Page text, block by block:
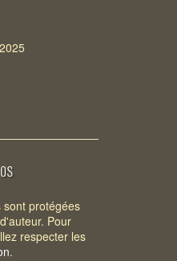
sont protégées
Pour
respecter les
.